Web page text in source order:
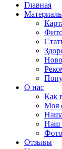
Главная
О нас
Как
Моя
Наш
Отзывы